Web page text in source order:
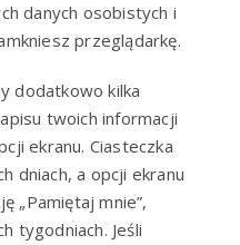
danych osobistych i
przeglądarkę.
dodatkowo kilka
twoich informacji
ekranu. Ciasteczka
dniach, a opcji ekranu
„Pamiętaj mnie”,
tygodniach. Jeśli